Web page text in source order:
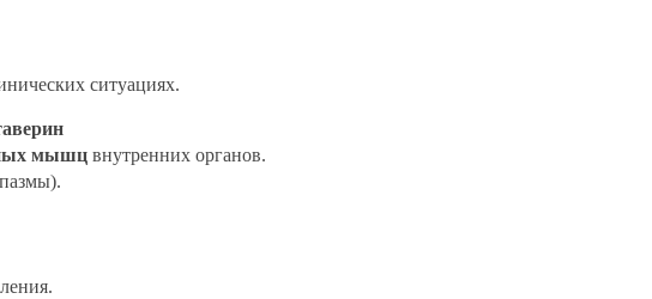
ситуациях.
мышц внутренних органов.